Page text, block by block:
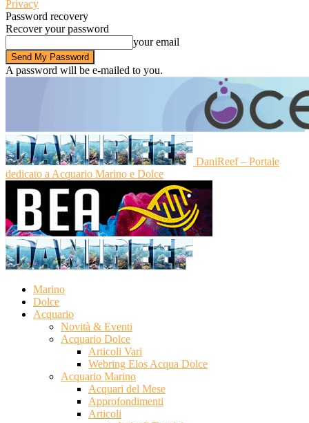
Privacy
Password recovery
Recover your password
your email
A password will be e-mailed to you.
DaniReef – Portale
dedicato a Acquario Marino e Dolce
Marino
Dolce
Acquario
Novità & Eventi
Acquario Dolce
Articoli Vari
Webring Elos Acqua Dolce
Acquario Marino
Acquari del Mese
Approfondimenti
Articoli